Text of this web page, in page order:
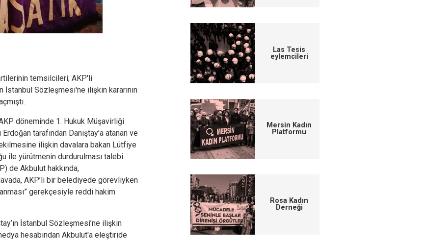
temsilcileri; AKP'li
İstanbul Sözleşmesi'ne ilişkin kararının
AKP döneminde 1. Hukuk Müşavirliği
tarafından Danıştay’a atanan ve
ilişkin davalara bakan Lütfiye
ile yürütmenin durdurulması talebi
de Akbulut hakkında,
AKP’li bir belediyede görevliyken
gerekçesiyle reddi hakim
İstanbul Sözleşmesi’ne ilişkin
hesabından Akbulut'a eleştiride
Las Tesis
eylemcileri
Mersin Kadın
Platformu
Rosa Kadın
Derneği